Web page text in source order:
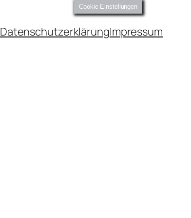
DatenschutzerklärungImpressum
Cookie Einstellungen